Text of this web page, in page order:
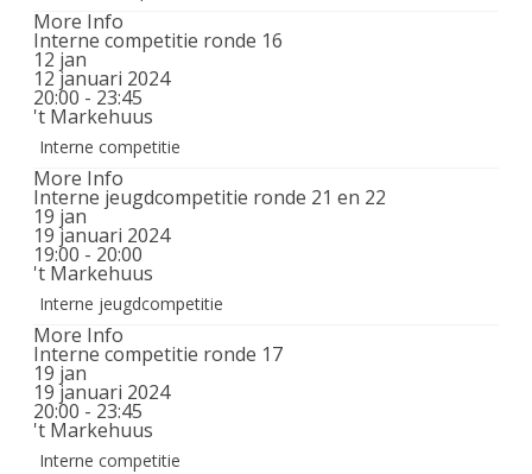
More Info
Interne competitie ronde 16
12 jan
12 januari 2024
20:00 - 23:45
't Markehuus
Interne competitie
More Info
Interne jeugdcompetitie ronde 21 en 22
19 jan
19 januari 2024
19:00 - 20:00
't Markehuus
Interne jeugdcompetitie
More Info
Interne competitie ronde 17
19 jan
19 januari 2024
20:00 - 23:45
't Markehuus
Interne competitie